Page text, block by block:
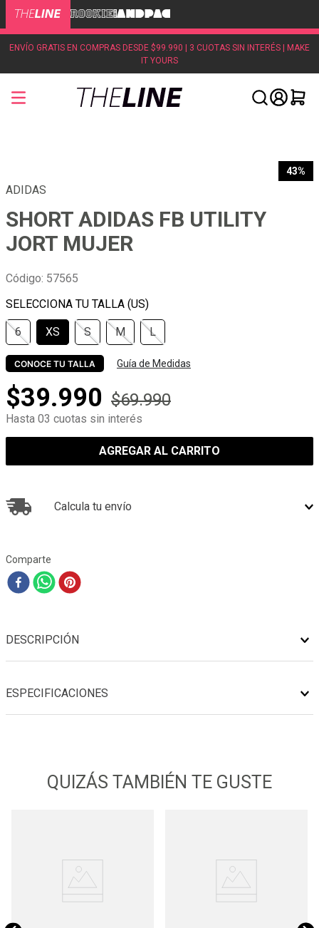
ENVÍO GRATIS EN COMPRAS DESDE $99.990 | 3 CUOTAS SIN INTERÉS | MAKE
IT YOURS
43%
ADIDAS
SHORT ADIDAS FB UTILITY
JORT MUJER
Código: 57565
6 XS S M L
CONOCE TU TALLA Guía de Medidas
$39.990 $69.990
Hasta 03 cuotas sin interés
AGREGAR AL CARRITO
Calcula tu envío
Comparte
DESCRIPCIÓN
ESPECIFICACIONES
QUIZÁS TAMBIÉN TE GUSTE